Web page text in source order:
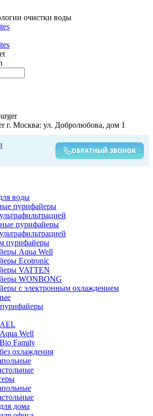
очистки воды
г. Москва: ул. Добролюбова, дом 1
ОБРАТНЫЙ ЗВОНОК
воды
пурифайеры
пурифайеры
пурифайеры
Aqua Well
Ecotronic
VATTEN
WONBONG
с электронным охлаждением
Well
Family
охлаждения
дома